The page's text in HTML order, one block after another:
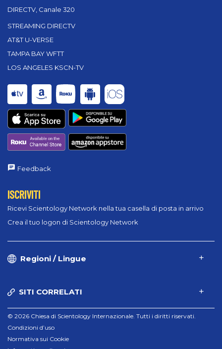
DIRECTV, Canale 320
STREAMING DIRECTV
AT&T U-VERSE
TAMPA BAY WFTT
LOS ANGELES KSCN-TV
Feedback
ISCRIVITI
Ricevi Scientology Network nella tua casella di posta in arrivo
Crea il tuo logon di Scientology Network
Regioni / Lingue
SITI CORRELATI
© 2026 Chiesa di Scientology Internazionale. Tutti i diritti riservati.
Condizioni d’uso
Normativa sui Cookie